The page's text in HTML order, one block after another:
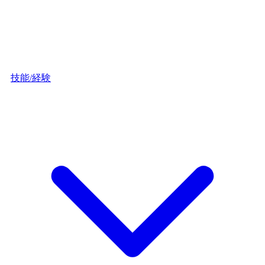
技能/経験